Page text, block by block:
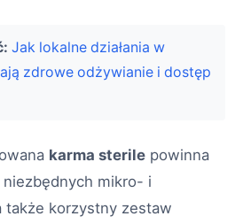
Jak lokalne działania w
zdrowe odżywianie i dostęp
karma sterile powinna
mikro- i
także korzystny zestaw